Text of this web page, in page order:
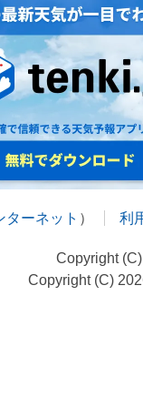
ーネット ） 利
Copyright
Copyright (C)